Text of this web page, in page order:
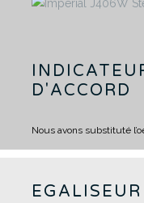
D'ACCORD
Nous avons substituté
EGALISEUR